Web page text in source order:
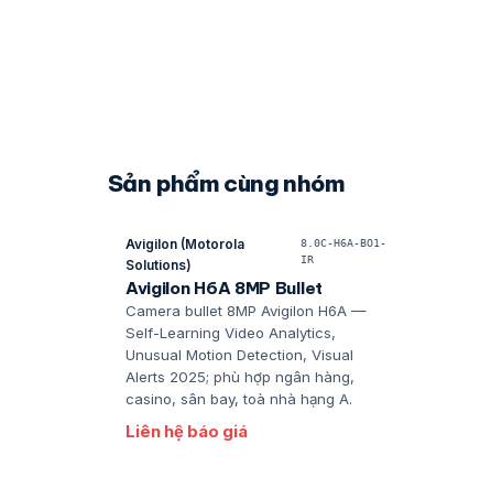
Sản phẩm cùng nhóm
Avigilon (Motorola
Solutions)
8.0C-H6A-BO1-
IR
Avigilon H6A 8MP Bullet
Camera bullet 8MP Avigilon H6A —
Self-Learning Video Analytics,
Unusual Motion Detection, Visual
Alerts 2025; phù hợp ngân hàng,
casino, sân bay, toà nhà hạng A.
Liên hệ báo giá